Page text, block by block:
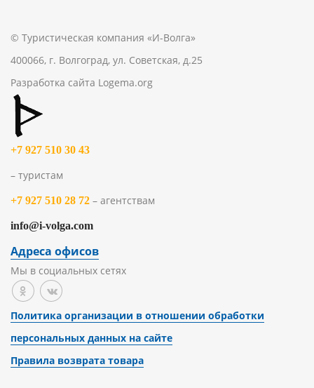
© Туристическая компания «И-Волга»
400066, г. Волгоград, ул. Советская, д.25
Разработка сайта Logema.org
+7 927 510 30 43
– туристам
+7 927 510 28 72 – агентствам
info@i-volga.com
Адреса офисов
Мы в социальных сетях
Политика организации в отношении обработки
персональных данных на сайте
Правила возврата товара